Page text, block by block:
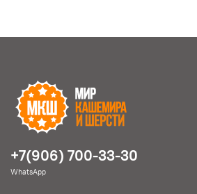
+7(906) 700-33-30
WhatsApp